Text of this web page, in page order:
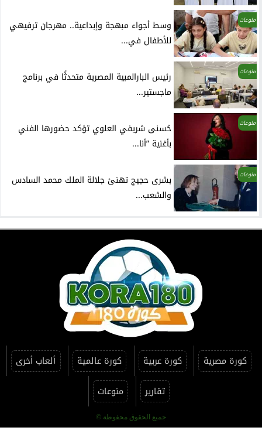
منوعات
وسط أجواء مبهجة وإبداعية.. مهرجان ترفيهي
للأطفال في...
منوعات
رئيس البارالمبية المصرية متحدثًا في برنامج
ماجستير...
منوعات
حُسنى شريفي العلوي تؤكد حضورها الفني
بأغنية ”أنا...
منوعات
بشرى حجيج تهنئ جلالة الملك محمد السادس
والشعب...
كورة مصرية كورة عربية كورة عالمية
ألعاب أخرى
تقارير
منوعات
جميع الحقوق محفوظة ©